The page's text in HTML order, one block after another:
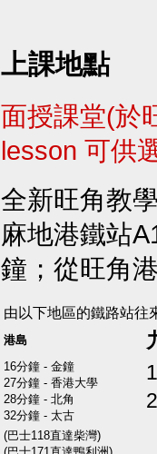
上課地點
面授課堂(於
lesson 可供
全新旺角教
麻地港鐵站
鐘；從旺角
由以下地區的鐵路站往
港島
16分鐘 - 金鐘
27分鐘 - 香港大學
28分鐘 - 北角
32分鐘 - 太古
(巴士118直達柴灣)